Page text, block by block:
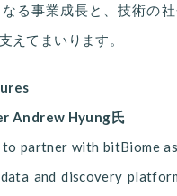
る事業成長と、技術の
えてまいります。
Andrew Hyung氏
partner with bitBiome
and discovery